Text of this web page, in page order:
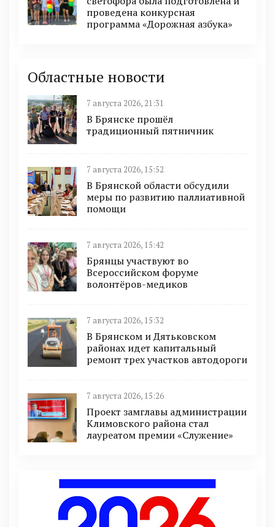
проведена конкурсная
программа «Дорожная азбука»
Областные новости
7 августа 2026, 21:31
В Брянске прошёл
традиционный пятничник
7 августа 2026, 15:52
В Брянской области обсудили
меры по развитию паллиативной
помощи
7 августа 2026, 15:42
Брянцы участвуют во
Всероссийском форуме
волонтёров-медиков
7 августа 2026, 15:32
В Брянском и Дятьковском
районах идет капитальный
ремонт трех участков автодороги
7 августа 2026, 15:26
Проект замглавы администрации
Климовского района стал
лауреатом премии «Служение»